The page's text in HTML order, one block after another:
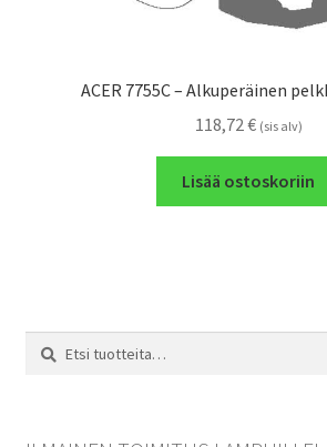
ACER 7755C – Alkuperäinen
118,72 € (sis alv)
Lisää ostoskoriin
Etsi:
Haku